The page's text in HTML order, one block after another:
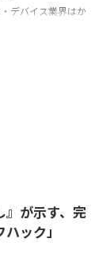
デバイス業界はか
術トレンドと、そ
体的なメリットを
』が示す、完
ック」